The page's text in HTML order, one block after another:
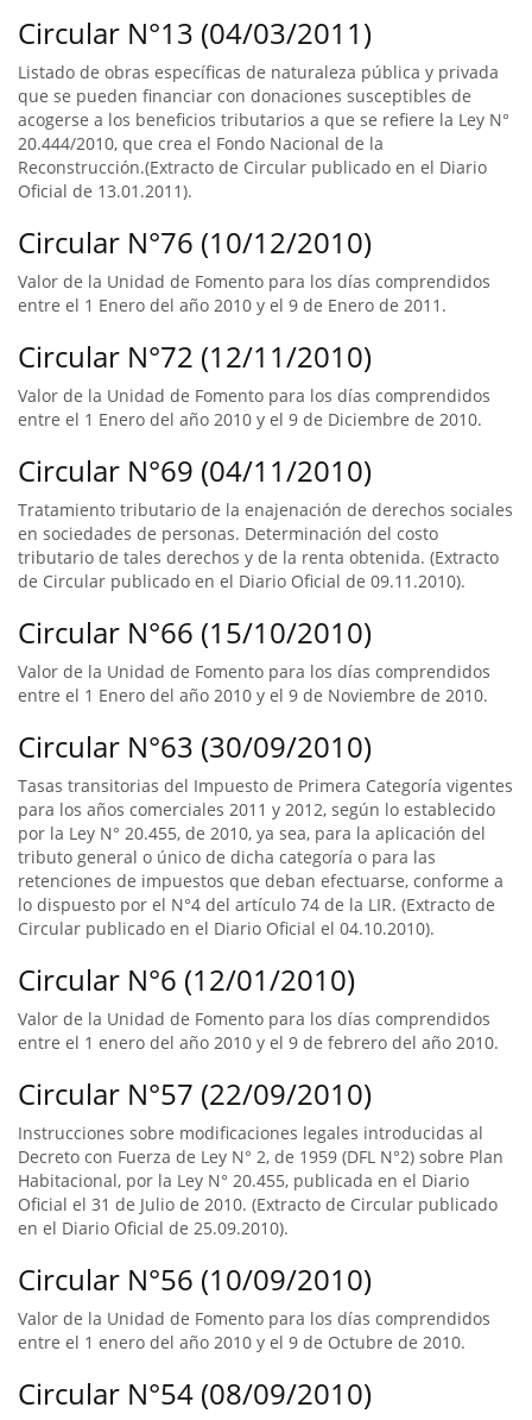
Circular N°13 (04/03/2011)
Listado de obras específicas de naturaleza pública y privada
que se pueden financiar con donaciones susceptibles de
acogerse a los beneficios tributarios a que se refiere la Ley N°
20.444/2010, que crea el Fondo Nacional de la
Reconstrucción.(Extracto de Circular publicado en el Diario
Oficial de 13.01.2011).
Circular N°76 (10/12/2010)
Valor de la Unidad de Fomento para los días comprendidos
entre el 1 Enero del año 2010 y el 9 de Enero de 2011.
Circular N°72 (12/11/2010)
Valor de la Unidad de Fomento para los días comprendidos
entre el 1 Enero del año 2010 y el 9 de Diciembre de 2010.
Circular N°69 (04/11/2010)
Tratamiento tributario de la enajenación de derechos sociales
en sociedades de personas. Determinación del costo
tributario de tales derechos y de la renta obtenida. (Extracto
de Circular publicado en el Diario Oficial de 09.11.2010).
Circular N°66 (15/10/2010)
Valor de la Unidad de Fomento para los días comprendidos
entre el 1 Enero del año 2010 y el 9 de Noviembre de 2010.
Circular N°63 (30/09/2010)
Tasas transitorias del Impuesto de Primera Categoría vigentes
para los años comerciales 2011 y 2012, según lo establecido
por la Ley N° 20.455, de 2010, ya sea, para la aplicación del
tributo general o único de dicha categoría o para las
retenciones de impuestos que deban efectuarse, conforme a
lo dispuesto por el N°4 del artículo 74 de la LIR. (Extracto de
Circular publicado en el Diario Oficial el 04.10.2010).
Circular N°6 (12/01/2010)
Valor de la Unidad de Fomento para los días comprendidos
entre el 1 enero del año 2010 y el 9 de febrero del año 2010.
Circular N°57 (22/09/2010)
Instrucciones sobre modificaciones legales introducidas al
Decreto con Fuerza de Ley N° 2, de 1959 (DFL N°2) sobre Plan
Habitacional, por la Ley N° 20.455, publicada en el Diario
Oficial el 31 de Julio de 2010. (Extracto de Circular publicado
en el Diario Oficial de 25.09.2010).
Circular N°56 (10/09/2010)
Valor de la Unidad de Fomento para los días comprendidos
entre el 1 enero del año 2010 y el 9 de Octubre de 2010.
Circular N°54 (08/09/2010)